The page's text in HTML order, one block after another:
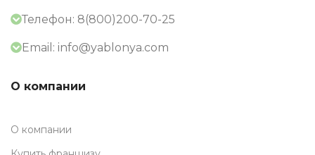
Телефон: 8(800)200-70-25
Email: info@yablonya.com
О компании
О компании